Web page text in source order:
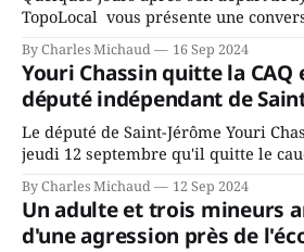
TopoLocal vous présente une
Chassin. Nous avons causé de sa
depuis longtemps? Sera-t-il candidat
ans? Joindrait-il un autre parti, par
conservateurs d’Éric Duhaime? Que
By Charles Michaud 16 Sep 2024
Youri Chassin quitte la CAQ
député indépendant de
Le député de Saint-Jérôme Youri
jeudi 12 septembre qu'il quitte le
Avenir Québec de François Legault
gouvernement de la CAQ, surtout de
juge chronique, à offrir des
By Charles Michaud 12 Sep 2024
Un adulte et trois mineurs
d'une agression près de